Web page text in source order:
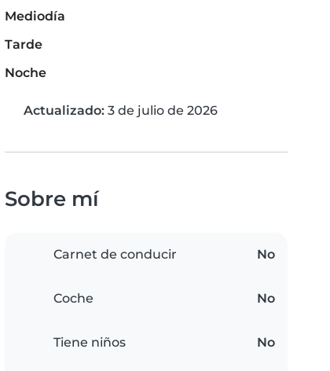
Mediodía
Tarde
Noche
Actualizado: 3 de julio de 2026
Sobre mí
Carnet de conducir No
Coche No
Tiene niños No